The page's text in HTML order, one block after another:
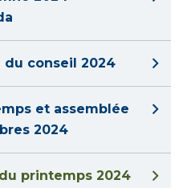
conseil 2024
et assemblée
2024
printemps 2024